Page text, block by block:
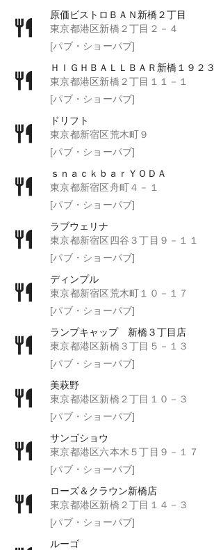
原価ビストロＢＡＮ新橋２丁目
東京都港区新橋２丁目２－４
[パブ・ショーパブ]
ＨＩＧＨＢＡＬＬＢＡＲ新橋１９２３
東京都港区新橋２丁目１１－１
[パブ・ショーパブ]
ドリフト
東京都新宿区荒木町９
[パブ・ショーパブ]
ｓｎａｃｋｂａｒＹＯＤＡ
東京都新宿区舟町４－１
[パブ・ショーパブ]
ラブウェリナ
東京都新宿区四谷３丁目９－１１
[パブ・ショーパブ]
ディンプル
東京都新宿区荒木町１０－１７
[パブ・ショーパブ]
ランプキャップ 新橋３丁目店
東京都港区新橋３丁目５－１３
[パブ・ショーパブ]
美萩野
東京都港区新橋２丁目１０－３
[パブ・ショーパブ]
サンゴショウ
東京都港区六本木５丁目９－１７
[パブ・ショーパブ]
ローズ＆クラウン新橋店
東京都港区新橋２丁目１４－３
[パブ・ショーパブ]
ルーゴ